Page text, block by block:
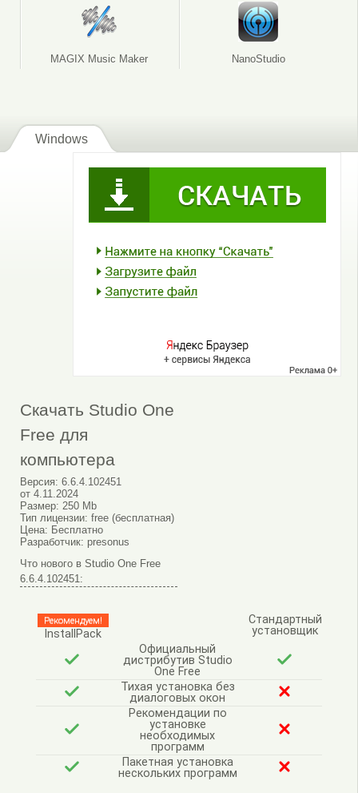
MAGIX Music Maker NanoStudio
Windows
Скачать Studio One
Free для
компьютера
Версия: 6.6.4.102451
от 4.11.2024
Размер: 250 Mb
Тип лицензии: free (бесплатная)
Цена: Бесплатно
Разработчик: presonus
Что нового в Studio One Free
6.6.4.102451:
Рекомендуем!
InstallPack
Стандартный
установщик
Официальный
дистрибутив Studio
One Free
Тихая установка без
диалоговых окон
Рекомендации по
установке
необходимых
программ
Пакетная установка
нескольких программ